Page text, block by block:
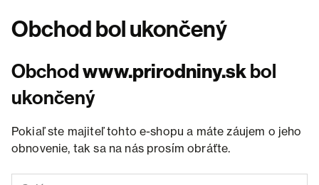
Obchod bol ukončený
Obchodwww.prirodniny.skbol
ukončený
Pokiaľ ste majiteľ tohto e-shopu a máte záujem o jeho
obnovenie, tak sa na nás prosím obráťte.